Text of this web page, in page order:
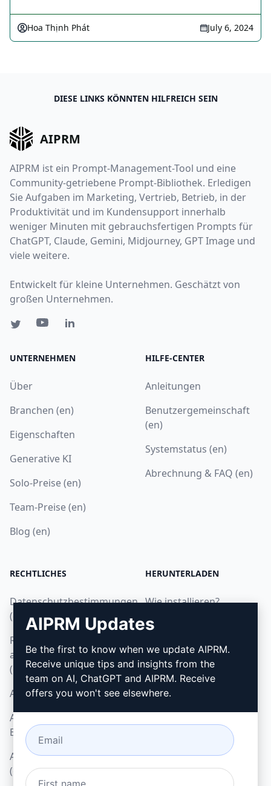
Hoa Thịnh Phát July 6, 2024
DIESE LINKS KÖNNTEN HILFREICH SEIN
AIPRM
AIPRM ist ein Prompt-Management-Tool und eine
Community-getriebene Prompt-Bibliothek. Erledigen
Sie Aufgaben im Marketing, Vertrieb, Betrieb, in der
Produktivität und im Kundensupport innerhalb
weniger Minuten mit gebrauchsfertigen Prompts für
ChatGPT, Claude, Gemini, Midjourney, GPT Image und
viele weitere.
Entwickelt für kleine Unternehmen. Geschätzt von
großen Unternehmen.
UNTERNEHMEN
Über
Branchen (en)
Eigenschaften
Generative KI
Solo-Preise (en)
Team-Preise (en)
Blog (en)
HILFE-CENTER
Anleitungen
Benutzergemeinschaft
(en)
Systemstatus (en)
Abrechnung & FAQ (en)
RECHTLICHES
Datenschutzbestimmungen
(en)
Richtlinien zur
akzeptablen Nutzung
(en)
AGB (en)
AGB für Browser-
Erweiterungen (en)
AGB für Verrechnung
(en)
HERUNTERLADEN
Wie installieren?
Google Chrome
Microsoft Edge
AIPRM Updates
Be the first to know when we update AIPRM.
Receive unique tips and insights from the
team on AI, ChatGPT and AIPRM. Receive
offers you won't see elsewhere.